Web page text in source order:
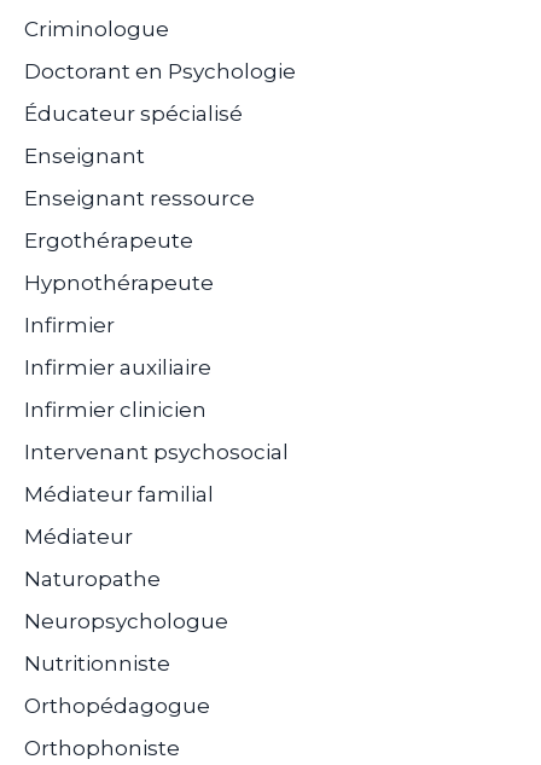
Criminologue
Doctorant en Psychologie
Éducateur spécialisé
Enseignant
Enseignant ressource
Ergothérapeute
Hypnothérapeute
Infirmier
Infirmier auxiliaire
Infirmier clinicien
Intervenant psychosocial
Médiateur familial
Médiateur
Naturopathe
Neuropsychologue
Nutritionniste
Orthopédagogue
Orthophoniste